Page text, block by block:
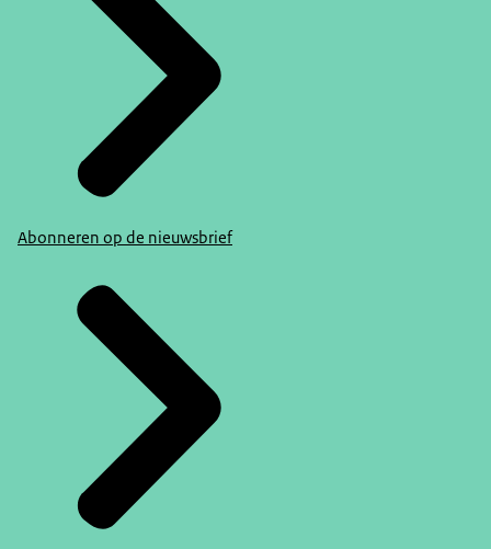
Abonneren op de nieuwsbrief